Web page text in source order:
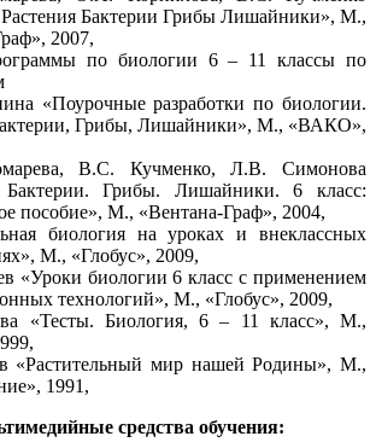
Растения Бактерии Грибы Лишайники», М.,
2007,
по биологии 6 – 11 классы по
«Поурочные разработки по биологии.
Грибы, Лишайники», М., «ВАКО»,
В.С. Кучменко, Л.В. Симонова
Бактерии. Грибы. Лишайники. 6 класс:
пособие», М., «Вентана-Граф», 2004,
биология на уроках и внеклассных
М., «Глобус», 2009,
«Уроки биологии 6 класс с применением
технологий», М., «Глобус», 2009,
«Тесты. Биология, 6 – 11 класс», М.,
«Растительный мир нашей Родины», М.,
1991,
средства обучения: